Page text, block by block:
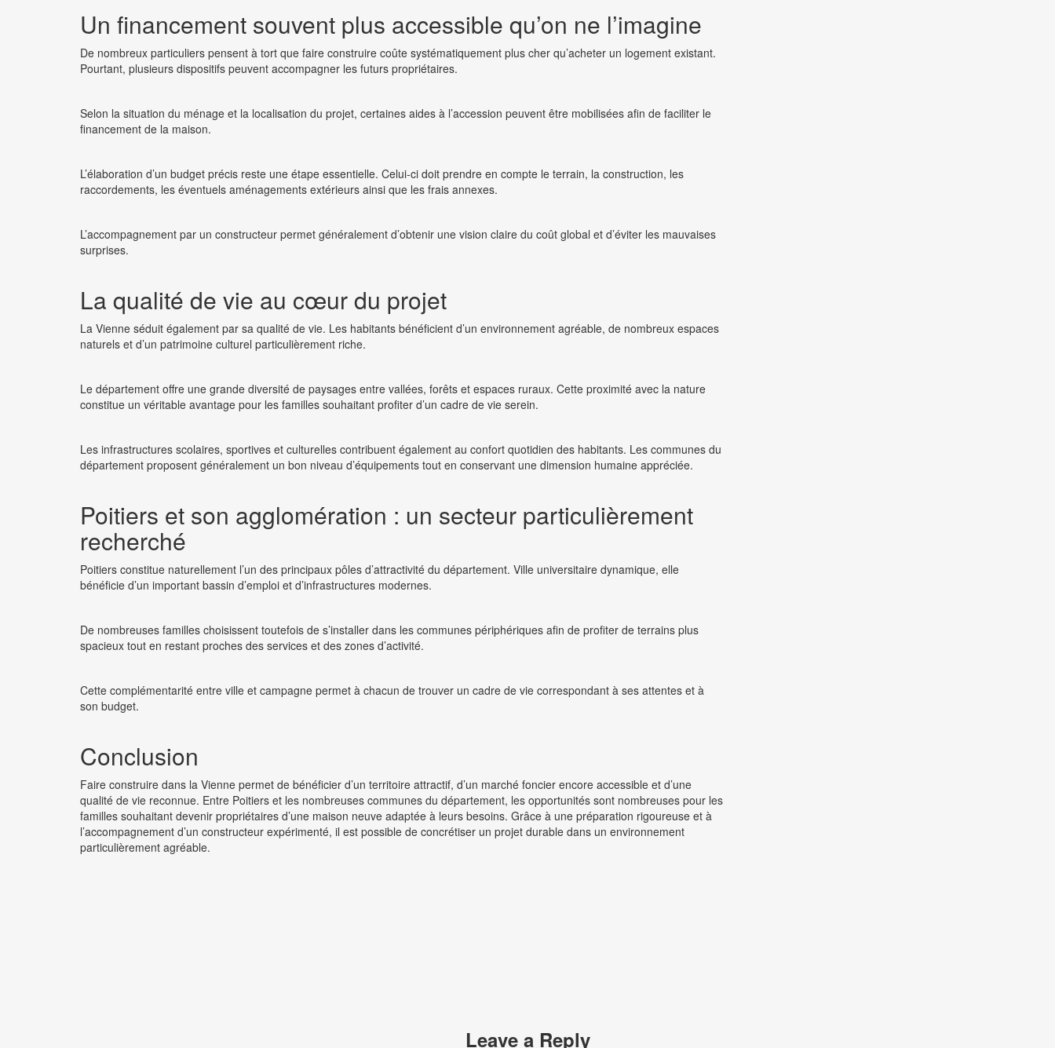
Un financement souvent plus accessible qu’on ne l’imagine
De nombreux particuliers pensent à tort que faire construire coûte systématiquement plus cher qu’acheter un logement existant.
Pourtant, plusieurs dispositifs peuvent accompagner les futurs propriétaires.
Selon la situation du ménage et la localisation du projet, certaines aides à l’accession peuvent être mobilisées afin de faciliter le
financement de la maison.
L’élaboration d’un budget précis reste une étape essentielle. Celui-ci doit prendre en compte le terrain, la construction, les
raccordements, les éventuels aménagements extérieurs ainsi que les frais annexes.
L’accompagnement par un constructeur permet généralement d’obtenir une vision claire du coût global et d’éviter les mauvaises
surprises.
La qualité de vie au cœur du projet
La Vienne séduit également par sa qualité de vie. Les habitants bénéficient d’un environnement agréable, de nombreux espaces
naturels et d’un patrimoine culturel particulièrement riche.
Le département offre une grande diversité de paysages entre vallées, forêts et espaces ruraux. Cette proximité avec la nature
constitue un véritable avantage pour les familles souhaitant profiter d’un cadre de vie serein.
Les infrastructures scolaires, sportives et culturelles contribuent également au confort quotidien des habitants. Les communes du
département proposent généralement un bon niveau d’équipements tout en conservant une dimension humaine appréciée.
Poitiers et son agglomération : un secteur particulièrement
recherché
Poitiers constitue naturellement l’un des principaux pôles d’attractivité du département. Ville universitaire dynamique, elle
bénéficie d’un important bassin d’emploi et d’infrastructures modernes.
De nombreuses familles choisissent toutefois de s’installer dans les communes périphériques afin de profiter de terrains plus
spacieux tout en restant proches des services et des zones d’activité.
Cette complémentarité entre ville et campagne permet à chacun de trouver un cadre de vie correspondant à ses attentes et à
son budget.
Conclusion
Faire construire dans la Vienne permet de bénéficier d’un territoire attractif, d’un marché foncier encore accessible et d’une
qualité de vie reconnue. Entre Poitiers et les nombreuses communes du département, les opportunités sont nombreuses pour les
familles souhaitant devenir propriétaires d’une maison neuve adaptée à leurs besoins. Grâce à une préparation rigoureuse et à
l’accompagnement d’un constructeur expérimenté, il est possible de concrétiser un projet durable dans un environnement
particulièrement agréable.
Leave a Reply